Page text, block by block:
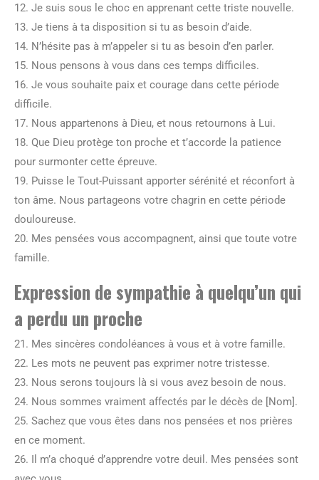
12. Je suis sous le choc en apprenant cette triste nouvelle.
13. Je tiens à ta disposition si tu as besoin d’aide.
14. N’hésite pas à m’appeler si tu as besoin d’en parler.
15. Nous pensons à vous dans ces temps difficiles.
16. Je vous souhaite paix et courage dans cette période
difficile.
17. Nous appartenons à Dieu, et nous retournons à Lui.
18. Que Dieu protège ton proche et t’accorde la patience
pour surmonter cette épreuve.
19. Puisse le Tout-Puissant apporter sérénité et réconfort à
ton âme. Nous partageons votre chagrin en cette période
douloureuse.
20. Mes pensées vous accompagnent, ainsi que toute votre
famille.
Expression de sympathie à quelqu’un qui
a perdu un proche
21. Mes sincères condoléances à vous et à votre famille.
22. Les mots ne peuvent pas exprimer notre tristesse.
23. Nous serons toujours là si vous avez besoin de nous.
24. Nous sommes vraiment affectés par le décès de [Nom].
25. Sachez que vous êtes dans nos pensées et nos prières
en ce moment.
26. Il m’a choqué d’apprendre votre deuil. Mes pensées sont